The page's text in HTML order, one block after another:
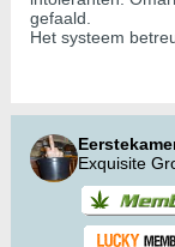
gefaald.
Het systeem
Exquisite